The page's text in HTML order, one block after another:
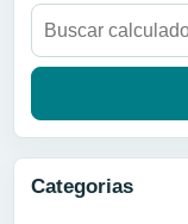
Buscar:
Categorias